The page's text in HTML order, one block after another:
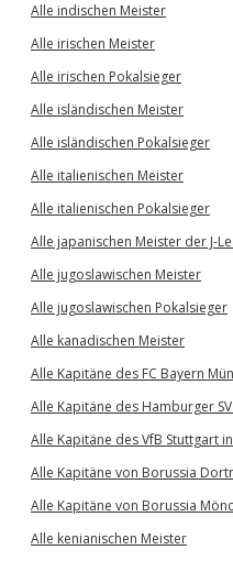
Alle indischen Meister
Alle irischen Meister
Alle irischen Pokalsieger
Alle isländischen Meister
Alle isländischen Pokalsieger
Alle italienischen Meister
Alle italienischen Pokalsieger
Alle japanischen Meister der J-
Alle jugoslawischen Meister
Alle jugoslawischen Pokalsieger
Alle kanadischen Meister
Alle Kapitäne des FC Bayern
Alle Kapitäne des Hamburger
Alle Kapitäne des VfB Stuttgart
Alle Kapitäne von Borussia
Alle Kapitäne von Borussia
Alle kenianischen Meister